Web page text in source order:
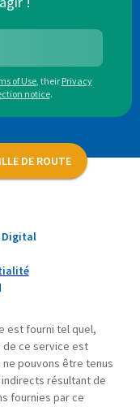
of Use, their Privacy
notice.
DE ROUTE
Digital
est fourni tel quel,
de ce service est
pouvons être tenus
résultant de
fournies par ce